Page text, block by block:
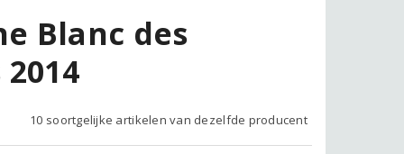
Blanc des
10 soortgelijke artikelen van dezelfde producent